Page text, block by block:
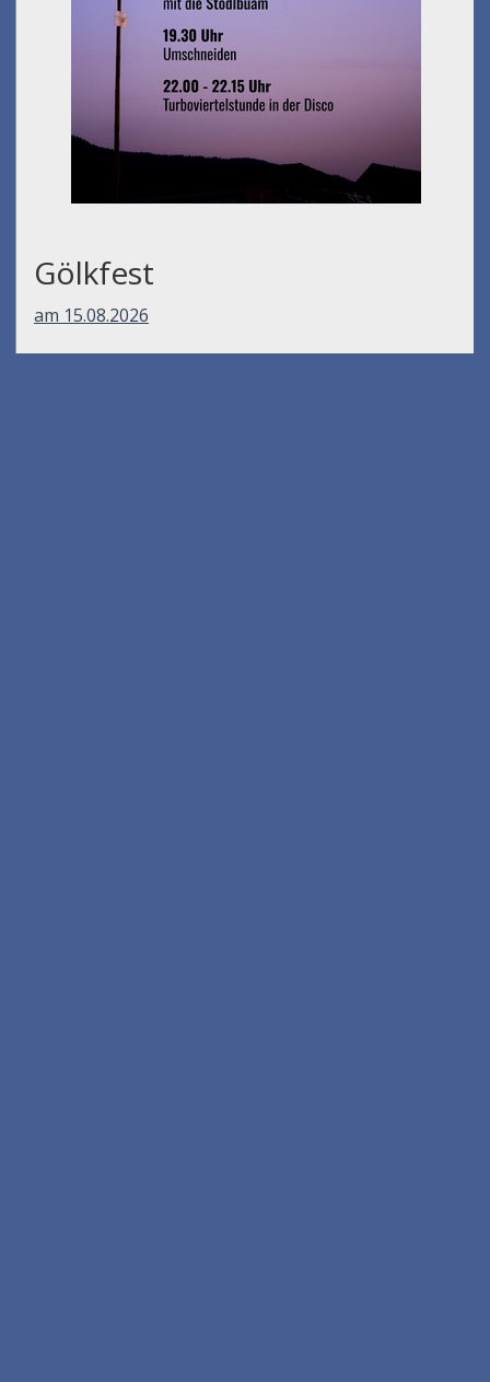
Gölkfest
am 15.08.2026